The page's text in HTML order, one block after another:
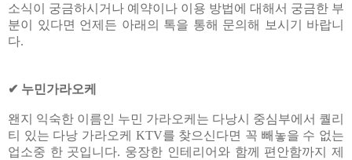
소식이 궁금하시거나 예약이나 이용 방법에 대해서 궁금한 부
분이 있다면 언제든 아래의 톡을 통해 문의해 보시기 바랍니
다.
✔ 누민가라오케
왠지 익숙한 이름인 누민 가라오케는 다낭시 중심부에서 퀄리
티 있는 다낭 가라오케 KTV를 찾으신다면 꼭 빼놓을 수 없는
업소중 한 곳입니다. 웅장한 인테리어와 함께 편안함까지 제